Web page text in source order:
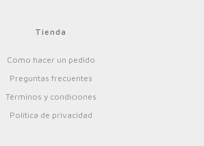
Tienda
Como hacer un pedido
Preguntas frecuentes
Términos y condiciones
Política de privacidad